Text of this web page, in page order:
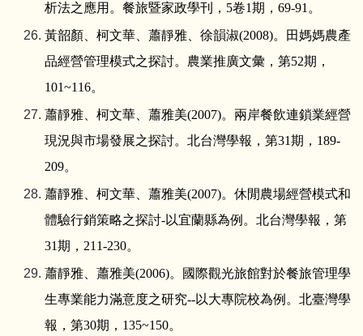
析法之應用。餐旅暨家政學刊， 5卷1期， 69-91 。
黃韶顏、柯文華、蕭靜雅、徐韻淑(2008)。田媽媽農產
品經營管理模式之探討。農業推廣文彙，第52期，
101~116。
蕭靜雅、柯文華、蕭雅美(2007)。兩岸餐飲連鎖業經營
現況與市場發展之探討。北台灣學報，第31期， 189-
209。
蕭靜雅、柯文華、蕭雅美(2007)。休閒農場經營模式和
體驗行銷策略之探討-以宜蘭縣為例。北台灣學報，第
31期， 211-230。
蕭靜雅、蕭雅美(2006)。國際觀光旅館對於餐旅管理學
生專業能力滿意度之研究--以大專院校為例。北臺灣學
報，第30期， 135~150。